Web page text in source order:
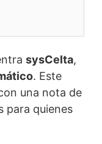
sysCelta,
. Este
una nota de
para quienes